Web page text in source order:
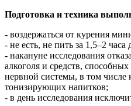
Подготовка и техника
- воздержаться от курения
- не есть, не пить за 1,5–2
- накануне исследования
алкоголя и средств,
нервной системы, в том числе
тонизирующих напитков;
- в день исследования